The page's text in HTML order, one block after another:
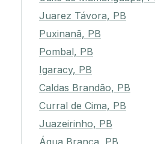
Cuité de Mamanguape, PB
Juarez Távora, PB
Puxinanã, PB
Pombal, PB
Igaracy, PB
Caldas Brandão, PB
Curral de Cima, PB
Juazeirinho, PB